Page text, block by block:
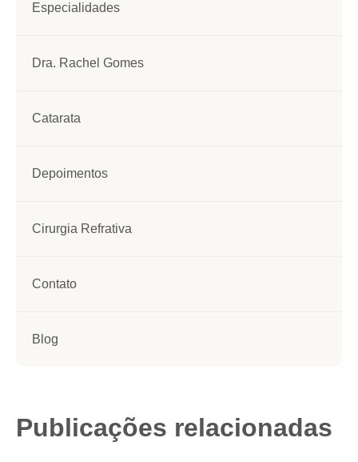
Especialidades
Dra. Rachel Gomes
Catarata
Depoimentos
Cirurgia Refrativa
Contato
Blog
Publicações relacionadas